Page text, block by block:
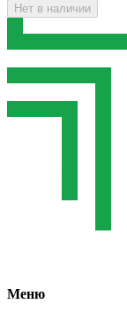
Нет в наличии
Меню